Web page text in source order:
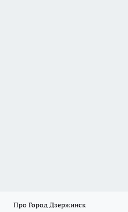
Про Город Дзержинск